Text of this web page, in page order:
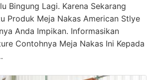
Bingung Lagi. Karena Sekarang
Produk Meja Nakas American Stlye
Anda Impikan. Informasikan
Contohnya Meja Nakas Ini Kepada